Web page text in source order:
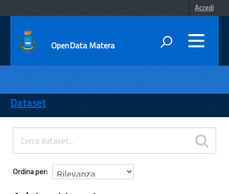
Accedi
OpenData Matera
ENTI
TEMI
INFORMAZIONI
Dataset
Ordina per